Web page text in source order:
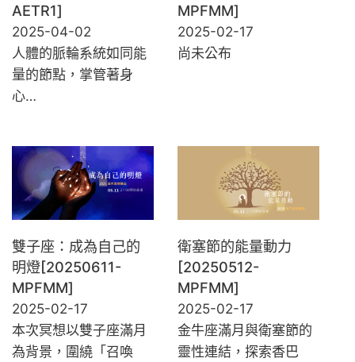
AETR1]
2025-04-02
人體的脈輪系統如同能
量的節點，掌管著身
心…
MPFMM]
2025-02-17
尚未公布
雙子座：成為自己的
明燈[20250611-
MPFMM]
2025-02-17
本次冥想以雙子座滿月
為背景，圍繞「召喚
衛塞節的能量動力
[20250512-
MPFMM]
2025-02-17
金牛座滿月與衛塞節的
靈性連結，探索香巴